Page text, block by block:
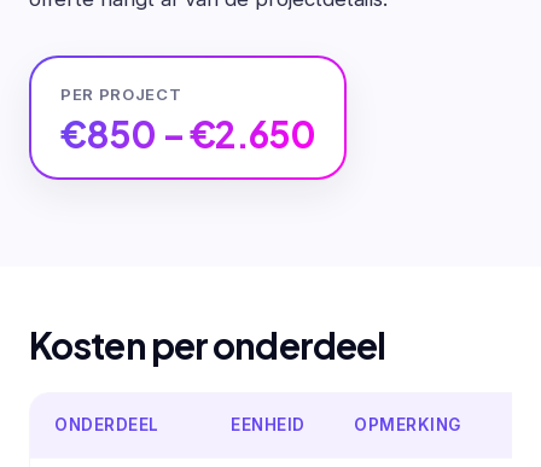
PER PROJECT
€850 – €2.650
Kosten per onderdeel
ONDERDEEL EENHEID OPMERKING